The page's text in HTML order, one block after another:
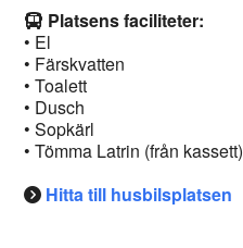
Platsens faciliteter:
• El
• Färskvatten
• Toalett
• Dusch
• Sopkärl
• Tömma Latrin (från kassett)
Hitta till husbilsplatsen